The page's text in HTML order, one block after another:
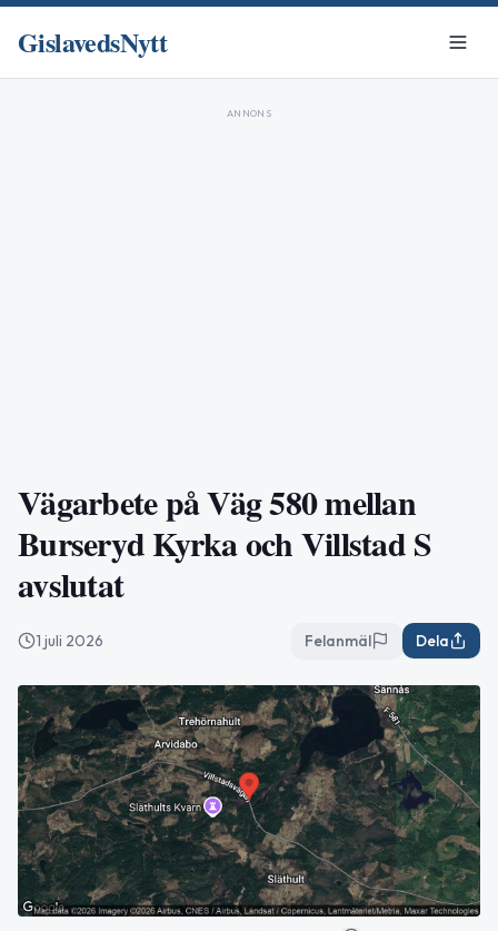
GislavedsNytt
ANNONS
Vägarbete på Väg 580 mellan
Burseryd Kyrka och Villstad S
avslutat
1 juli 2026 Felanmäl Dela